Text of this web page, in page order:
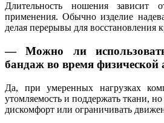
Длительность ношения зависит
применения. Обычно изделие
делая перерывы для восстановления
— Можно ли
бандаж во время физической
Да, при умеренных нагрузках
утомляемость и поддержать ткани,
дискомфорт или ограничивать